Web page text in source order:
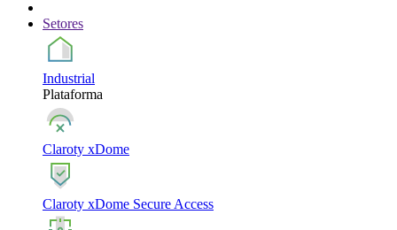
Setores
Industrial
Plataforma
Claroty xDome
Claroty xDome Secure Access